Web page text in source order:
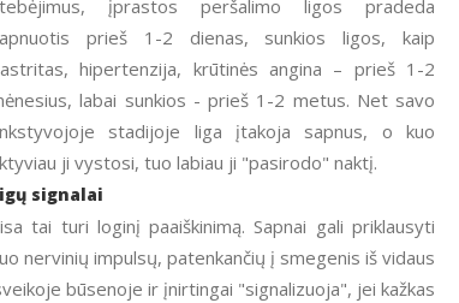
įprastos peršalimo ligos pradeda
prieš 1-2 dienas, sunkios ligos, kaip
hipertenzija, krūtinės angina – prieš 1-2
labai sunkios - prieš 1-2 metus. Net savo
stadijoje liga įtakoja sapnus, o kuo
ji vystosi, tuo labiau ji "pasirodo" naktį.
signalai
nervinių impulsų, patenkančių į smegenis iš vidaus
būsenoje ir įnirtingai "signalizuoja", jei kažkas